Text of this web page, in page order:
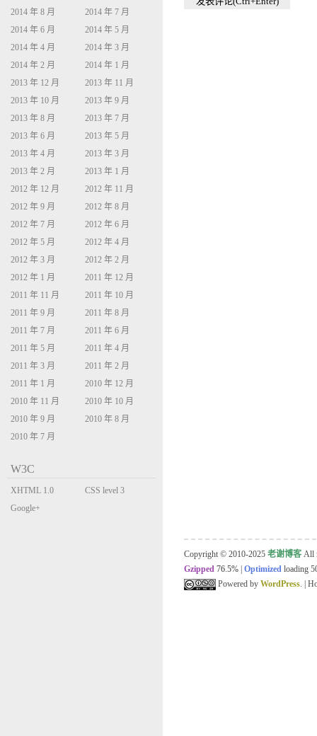
2014 年 8 月
2014 年 7 月
2014 年 6 月
2014 年 5 月
2014 年 4 月
2014 年 3 月
2014 年 2 月
2014 年 1 月
2013 年 12 月
2013 年 11 月
2013 年 10 月
2013 年 9 月
2013 年 8 月
2013 年 7 月
2013 年 6 月
2013 年 5 月
2013 年 4 月
2013 年 3 月
2013 年 2 月
2013 年 1 月
2012 年 12 月
2012 年 11 月
2012 年 9 月
2012 年 8 月
2012 年 7 月
2012 年 6 月
2012 年 5 月
2012 年 4 月
2012 年 3 月
2012 年 2 月
2012 年 1 月
2011 年 12 月
2011 年 11 月
2011 年 10 月
2011 年 9 月
2011 年 8 月
2011 年 7 月
2011 年 6 月
2011 年 5 月
2011 年 4 月
2011 年 3 月
2011 年 2 月
2011 年 1 月
2010 年 12 月
2010 年 11 月
2010 年 10 月
2010 年 9 月
2010 年 8 月
2010 年 7 月
W3C
XHTML 1.0
Transitional
CSS level 3
Google+
Copyright © 2010-2025 老谢博客 All
Gzipped 76.5% Optimized loading
Powered by WordPress. |